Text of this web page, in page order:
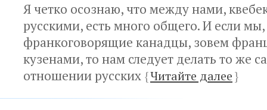
Я четко осознаю, что между нами,
русскими, есть много общего. И если мы,
франкоговорящие канадцы, зовем
кузенами, то нам следует делать то же
отношении русских {Читайте далее}